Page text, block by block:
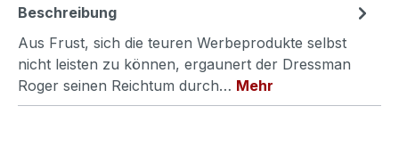
Beschreibung
Aus Frust, sich die teuren Werbeprodukte selbst
nicht leisten zu können, ergaunert der Dressman
Roger seinen Reichtum durch… Mehr